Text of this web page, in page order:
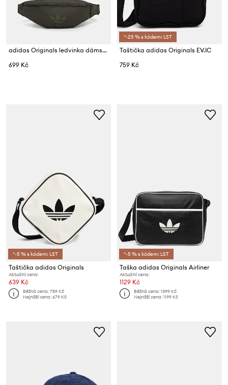
adidas Originals ledvinka dámská Adicolor
699 Kč
*-25 % s kódem: LST
Taštička adidas Originals EV.IC
759 Kč
*-5 % s kódem: LST
Taštička adidas Originals
Aktuální cena:
639 Kč
Běžná cena:759 Kč
Nejnižší cena:679 Kč
*-5 % s kódem: LST
Taška adidas Originals Airliner
Aktuální cena:
1129 Kč
Běžná cena:1399 Kč
Nejnižší cena:1199 Kč